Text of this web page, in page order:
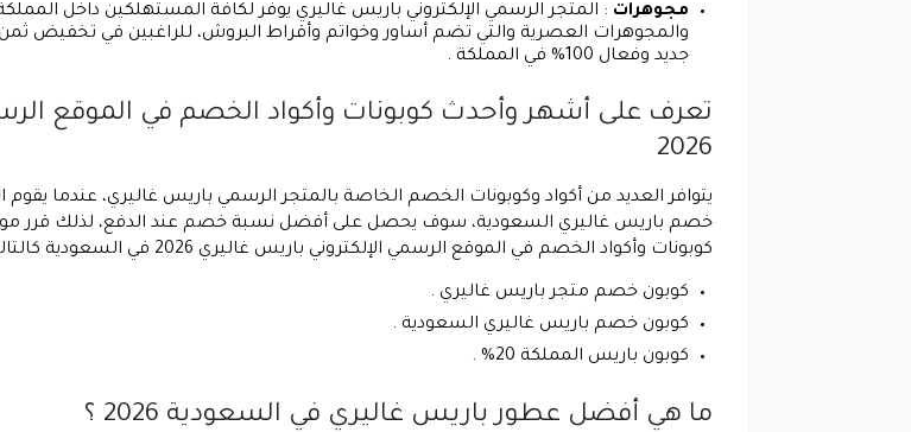
مجوهرات : المتجر الرسمي الإلكتروني باريس غاليري يوفر لكافة المستهلكين داخل
والمجوهرات العصرية والتي تضم أساور وخواتم وأقراط البروش، للراغبين في تخفيض
جديد وفعال 100% في المملكة .
2026
خصم باريس غاليري السعودية، سوف يحصل على أفضل نسبة خصم عند الدفع، لذلك قرر
كوبونات وأكواد الخصم في الموقع الرسمي الإلكتروني باريس غاليري 2026 في السعودية كالتالي :
كوبون خصم متجر باريس غاليري .
كوبون خصم باريس غاليري السعودية .
كوبون باريس المملكة 20% .
ما هي أفضل عطور باريس غاليري في السعودية 2026 ؟